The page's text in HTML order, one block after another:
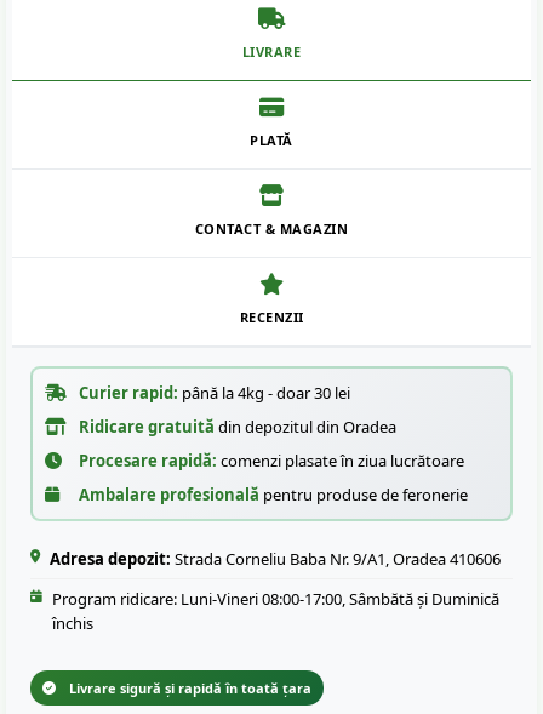
LIVRARE
PLATĂ
CONTACT & MAGAZIN
RECENZII
Curier rapid: până la 4kg - doar 30 lei
Ridicare gratuită din depozitul din Oradea
Procesare rapidă: comenzi plasate în ziua lucrătoare
Ambalare profesională pentru produse de feronerie
Adresa depozit: Strada Corneliu Baba Nr. 9/A1, Oradea 410606
Program ridicare: Luni-Vineri 08:00-17:00, Sâmbătă și Duminică
închis
Livrare sigură și rapidă în toată țara